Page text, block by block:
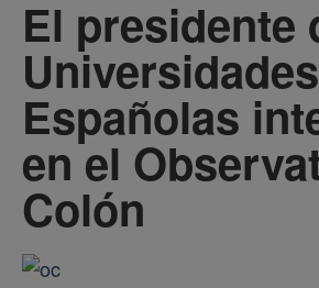
El presidente
Universidades
Españolas
en el
Colón